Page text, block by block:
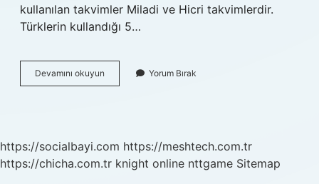
kullanılan takvimler Miladi ve Hicri takvimlerdir.
Türklerin kullandığı 5…
Devamını okuyun
Isimleri
Yorum Bırak
https://socialbayi.com https://meshtech.com.tr
https://chicha.com.tr knight online nttgame Sitemap